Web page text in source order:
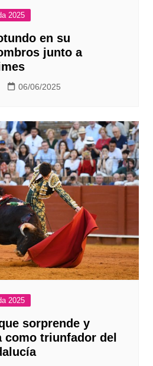
2025
en su
junto a
06/06/2025
2025
sorprende y
como triunfador del